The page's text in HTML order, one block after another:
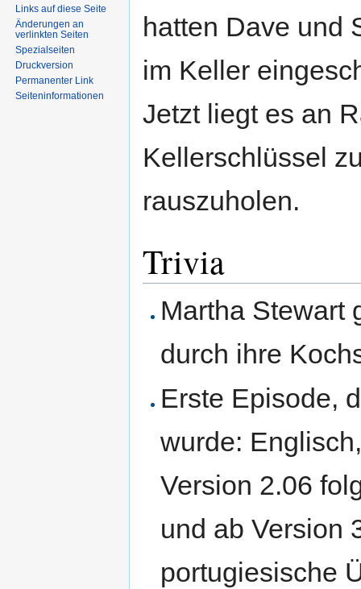
hatten Dave und
im Keller
Jetzt liegt es an
Kellerschlüssel
rauszuholen.
Trivia
Martha Stewart
durch ihre
Erste Episode,
wurde:
Version 2.06
und ab Version
portugiesische
Links auf diese Seite
Änderungen an
verlinkten Seiten
Spezialseiten
Druckversion
Permanenter Link
Seiten­informationen